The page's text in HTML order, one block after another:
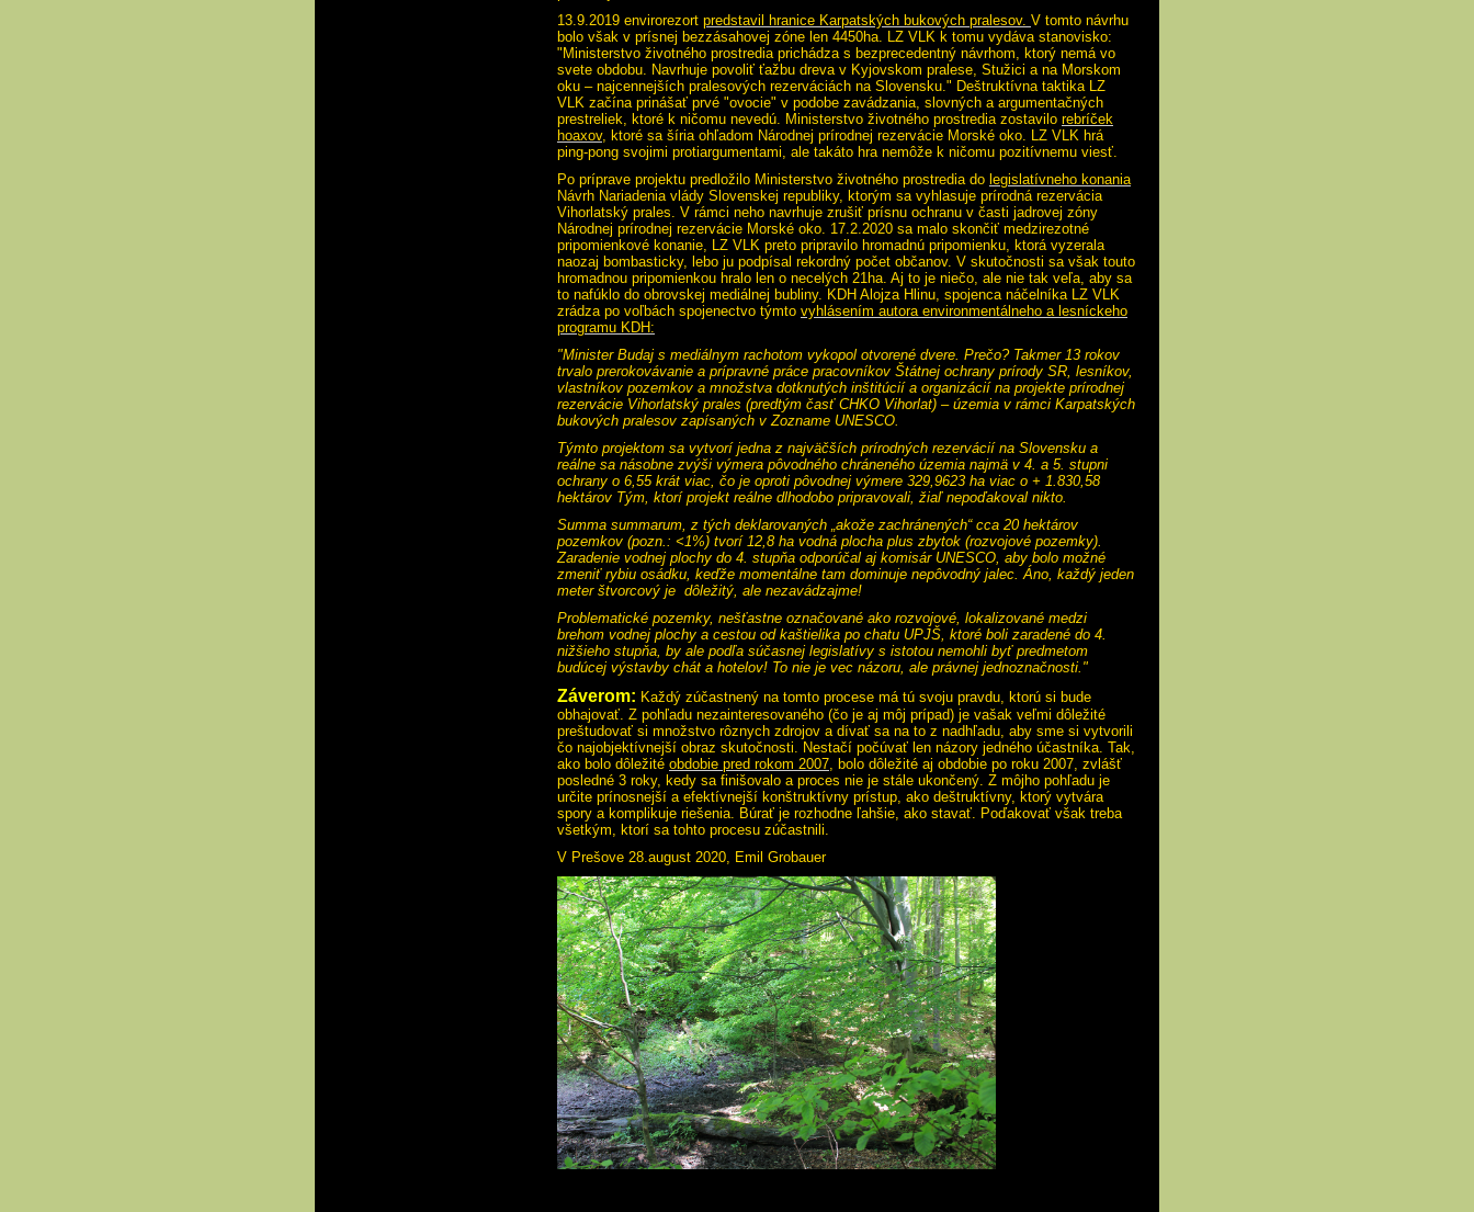
13.9.2019 envirorezort predstavil hranice Karpatských bukových pralesov. V tomto návrhu
bolo však v prísnej bezzásahovej zóne len 4450ha. LZ VLK k tomu vydáva stanovisko:
"Ministerstvo životného prostredia prichádza s bezprecedentný návrhom, ktorý nemá vo
svete obdobu. Navrhuje povoliť ťažbu dreva v Kyjovskom pralese, Stužici a na Morskom
oku – najcennejších pralesových rezerváciách na Slovensku." Deštruktívna taktika LZ
VLK začína prinášať prvé "ovocie" v podobe zavádzania, slovných a argumentačných
prestreliek, ktoré k ničomu nevedú. Ministerstvo životného prostredia zostavilo rebríček
hoaxov, ktoré sa šíria ohľadom Národnej prírodnej rezervácie Morské oko. LZ VLK hrá
ping-pong svojimi protiargumentami, ale takáto hra nemôže k ničomu pozitívnemu viesť.
Po príprave projektu predložilo Ministerstvo životného prostredia do legislatívneho konania
Návrh Nariadenia vlády Slovenskej republiky, ktorým sa vyhlasuje prírodná rezervácia
Vihorlatský prales. V rámci neho navrhuje zrušiť prísnu ochranu v časti jadrovej zóny
Národnej prírodnej rezervácie Morské oko. 17.2.2020 sa malo skončiť medzirezotné
pripomienkové konanie, LZ VLK preto pripravilo hromadnú pripomienku, ktorá vyzerala
naozaj bombasticky, lebo ju podpísal rekordný počet občanov. V skutočnosti sa však touto
hromadnou pripomienkou hralo len o necelých 21ha. Aj to je niečo, ale nie tak veľa, aby sa
to nafúklo do obrovskej mediálnej bubliny. KDH Alojza Hlinu, spojenca náčelníka LZ VLK
zrádza po voľbách spojenectvo týmto vyhlásením autora environmentálneho a lesníckeho
programu KDH:
"Minister Budaj s mediálnym rachotom vykopol otvorené dvere. Prečo? Takmer 13 rokov
trvalo prerokovávanie a prípravné práce pracovníkov Štátnej ochrany prírody SR, lesníkov,
vlastníkov pozemkov a množstva dotknutých inštitúcií a organizácií na projekte prírodnej
rezervácie Vihorlatský prales (predtým časť CHKO Vihorlat) – územia v rámci Karpatských
bukových pralesov zapísaných v Zozname UNESCO.
Týmto projektom sa vytvorí jedna z najväčších prírodných rezervácií na Slovensku a
reálne sa násobne zvýši výmera pôvodného chráneného územia najmä v 4. a 5. stupni
ochrany o 6,55 krát viac, čo je oproti pôvodnej výmere 329,9623 ha viac o + 1.830,58
hektárov Tým, ktorí projekt reálne dlhodobo pripravovali, žiaľ nepoďakoval nikto.
Summa summarum, z tých deklarovaných „akože zachránených“ cca 20 hektárov
pozemkov (pozn.: <1%) tvorí 12,8 ha vodná plocha plus zbytok (rozvojové pozemky).
Zaradenie vodnej plochy do 4. stupňa odporúčal aj komisár UNESCO, aby bolo možné
zmeniť rybiu osádku, keďže momentálne tam dominuje nepôvodný jalec. Áno, každý jeden
meter štvorcový je dôležitý, ale nezavádzajme!
Problematické pozemky, nešťastne označované ako rozvojové, lokalizované medzi
brehom vodnej plochy a cestou od kaštielika po chatu UPJŠ, ktoré boli zaradené do 4.
nižšieho stupňa, by ale podľa súčasnej legislatívy s istotou nemohli byť predmetom
budúcej výstavby chát a hotelov! To nie je vec názoru, ale právnej jednoznačnosti."
Záverom: Každý zúčastnený na tomto procese má tú svoju pravdu, ktorú si bude
obhajovať. Z pohľadu nezainteresovaného (čo je aj môj prípad) je vašak veľmi dôležité
preštudovať si množstvo rôznych zdrojov a dívať sa na to z nadhľadu, aby sme si vytvorili
čo najobjektívnejší obraz skutočnosti. Nestačí počúvať len názory jedného účastníka. Tak,
ako bolo dôležité obdobie pred rokom 2007, bolo dôležité aj obdobie po roku 2007, zvlášť
posledné 3 roky, kedy sa finišovalo a proces nie je stále ukončený. Z môjho pohľadu je
určite prínosnejší a efektívnejší konštruktívny prístup, ako deštruktívny, ktorý vytvára
spory a komplikuje riešenia. Búrať je rozhodne ľahšie, ako stavať. Poďakovať však treba
všetkým, ktorí sa tohto procesu zúčastnili.
V Prešove 28.august 2020, Emil Grobauer